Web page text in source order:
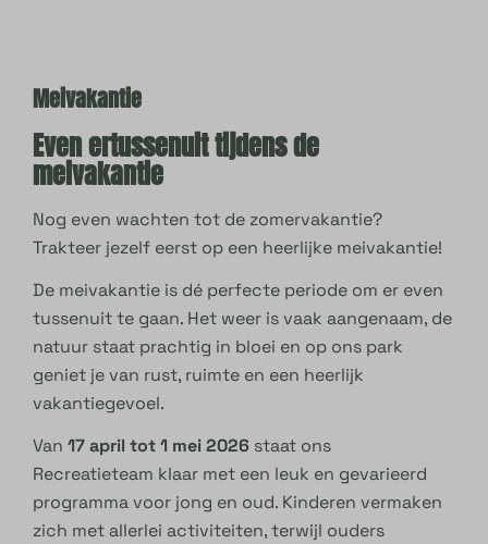
Meivakantie
Even ertussenuit tijdens de
meivakantie
Nog even wachten tot de zomervakantie?
Trakteer jezelf eerst op een heerlijke meivakantie!
De meivakantie is dé perfecte periode om er even
tussenuit te gaan. Het weer is vaak aangenaam, de
natuur staat prachtig in bloei en op ons park
geniet je van rust, ruimte en een heerlijk
vakantiegevoel.
Van17 april tot 1 mei 2026 staat ons
Recreatieteam klaar met een leuk en gevarieerd
programma voor jong en oud. Kinderen vermaken
zich met allerlei activiteiten, terwijl ouders